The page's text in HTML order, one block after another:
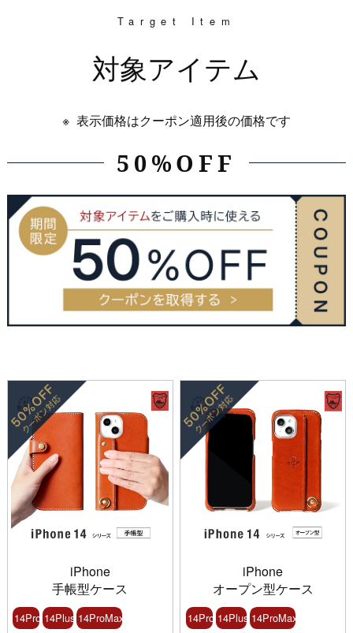
Target Item
対象アイテム
表示価格はクーポン適用後の価格です
50%OFF
iPhone
手帳型ケース
14Pro 14Plus 14ProMax
iPhone
オープン型ケース
14Pro 14Plus 14ProMax